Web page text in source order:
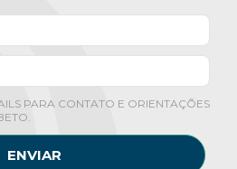
PARA CONTATO E ORIENTAÇÕES
ENVIAR